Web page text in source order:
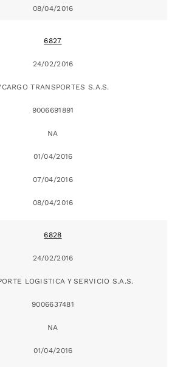
08/04/2016
6827
24/02/2016
TRANSPORTES S.A.S.
9006691891
NA
01/04/2016
07/04/2016
08/04/2016
6828
24/02/2016
LOGISTICA Y SERVICIO S.A.S.
9006637481
NA
01/04/2016